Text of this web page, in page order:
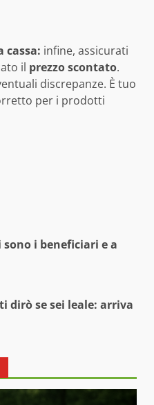
cassa: infine, assicurati
il prezzo scontato.
discrepanze. È tuo
per i prodotti
sono i beneficiari e a
dirò se sei leale: arriva